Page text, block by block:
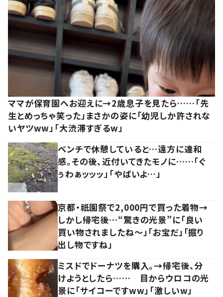
ママが保育園へお迎えに→2歳息子を見たら……「先
生とめっちゃ笑った」まさかの姿に「幼児しか許されな
いヤツww」「大渋滞すぎるw」
ベンチで休憩していると…遠方に違和
感。その後、近付いてきたモノに……「ぐ
ぅわぁッッッ」「やばいよ…」
京都・祇園祭で2,000円で買った着物→
しかし帰宅後…“驚きの光景”に「良い
買い物されましたね～」「お宝だ」「掘り
出し物ですね」
ミスドでドーナツを購入。→帰宅後、分
けようとしたら…… 目からウロコの光
景に「サイコーですww」「激しいw」